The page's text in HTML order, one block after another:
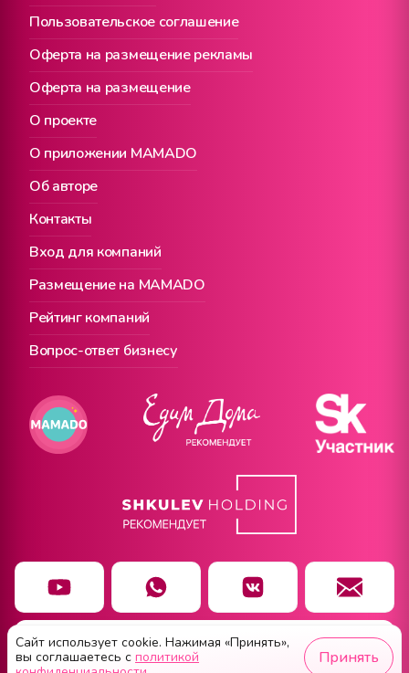
О проекте
Вход для компаний
Пользовательское соглашение
О приложении MAMADO
Размещение на MAMADO
Оферта на размещение рекламы
Об авторе
Рейтинг компаний
Оферта на размещение
Контакты
Вопрос-ответ бизнесу
Чат заботы
Сайт использует cookie. Нажимая «Принять»,
вы соглашаетесь с политикой
Принять